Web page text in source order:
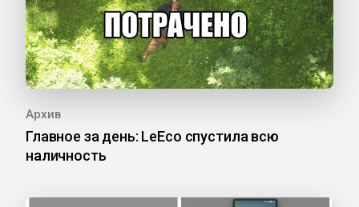
Архив
Главное за день: LeEco спустила всю
наличность